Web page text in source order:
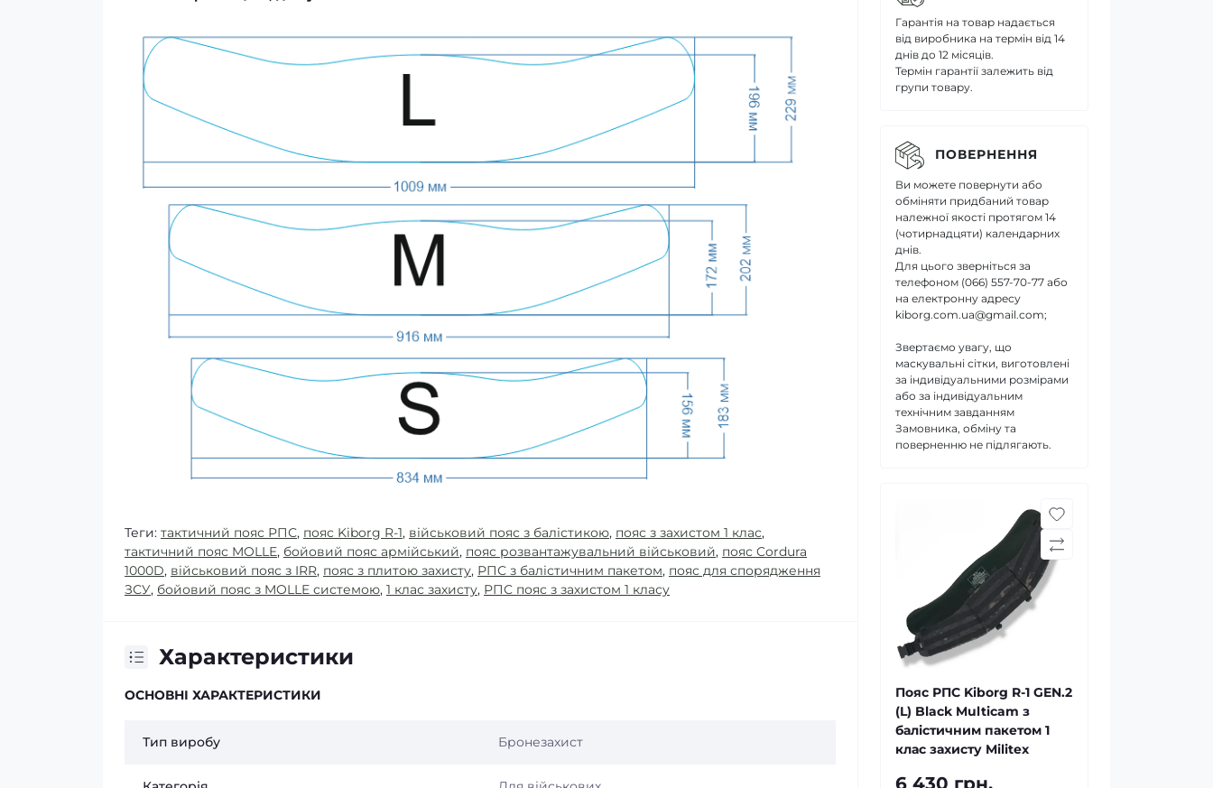
Теги: тактичний пояс РПС, пояс Kiborg R-1, військовий пояс з балістикою, пояс з захистом 1 клас,
тактичний пояс MOLLE, бойовий пояс армійський, пояс розвантажувальний військовий, пояс Cordura
1000D, військовий пояс з IRR, пояс з плитою захисту, РПС з балістичним пакетом, пояс для спорядження
ЗСУ, бойовий пояс з MOLLE системою, 1 клас захисту, РПС пояс з захистом 1 класу
Характеристики
ОСНОВНІ ХАРАКТЕРИСТИКИ
Тип виробу Бронезахист
Гарантія на товар надається
від виробника на термін від 14
днів до 12 місяців.
Термін гарантії залежить від
групи товару.
ПОВЕРНЕННЯ
Ви можете повернути або
обміняти придбаний товар
належної якості протягом 14
(чотирнадцяти) календарних
днів.
Для цього зверніться за
телефоном (066) 557-70-77 або
на електронну адресу
kiborg.com.ua@gmail.com;
Звертаємо увагу, що
маскувальні сітки, виготовлені
за індивідуальними розмірами
або за індивідуальним
технічним завданням
Замовника, обміну та
поверненню не підлягають.
Пояс РПС Kiborg R-1 GEN.2
(L) Black Multicam з
балістичним пакетом 1
клас захисту Militex
6 430 грн.